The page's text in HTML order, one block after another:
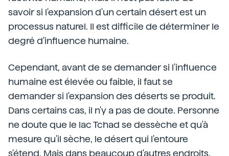
savoir si l'expansion d'un certain désert est un
processus naturel. Il est difficile de déterminer le
degré d'influence humaine.
Cependant, avant de se demander si l'influence
humaine est élevée ou faible, il faut se
demander si l'expansion des déserts se produit.
Dans certains cas, il n'y a pas de doute. Personne
ne doute que le lac Tchad se dessèche et qu'à
mesure qu'il sèche, le désert qui l'entoure
s'étend. Mais dans beaucoup d'autres endroits,